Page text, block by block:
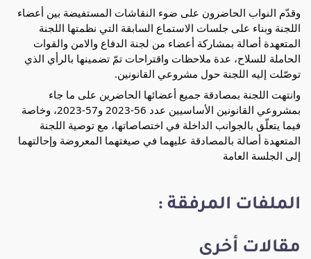
وقدّم النواب الحاضرون على ضوء النقاشات المستفيضة بين أعضاء
اللجنة وبناء على جلسات الاستماع السابقة التي نظمتها اللجنة
المتعهدة أصالة بمشاركة أعضاء من لجنة الدفاع والامن والقوات
الحاملة للسلاح، عدة ملاحظات واقتراحات تمّ تضمينها بالرأي الذي
توصّلت إليه اللجنة حول مشروعي القانونين.
وانتهت اللجنة بمصادقة جميع أعضائها الحاضرين على ما جاء
بمشروعي القانونين الأساسيين عدد 56-2023 و57-2023، وخاصة
فيما يتعلّق بالجوانب الداخلة في اختصاصاتها، مع توصية اللجنة
المتعهدة أصالة بالمصادقة عليهما في صيغتهما المعروضة وإحالتهما
إلى الجلسة العامة
الملفات المرفقة :
مقالات أخرى